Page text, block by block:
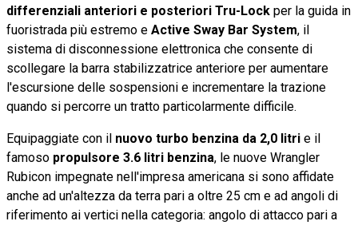
differenziali anteriori e posteriori Tru-Lock per la guida in
fuoristrada più estremo e Active Sway Bar System, il
sistema di disconnessione elettronica che consente di
scollegare la barra stabilizzatrice anteriore per aumentare
l'escursione delle sospensioni e incrementare la trazione
quando si percorre un tratto particolarmente difficile.
Equipaggiate con il nuovo turbo benzina da 2,0 litri e il
famoso propulsore 3.6 litri benzina, le nuove Wrangler
Rubicon impegnate nell'impresa americana si sono affidate
anche ad un'altezza da terra pari a oltre 25 cm e ad angoli di
riferimento ai vertici nella categoria: angolo di attacco pari a